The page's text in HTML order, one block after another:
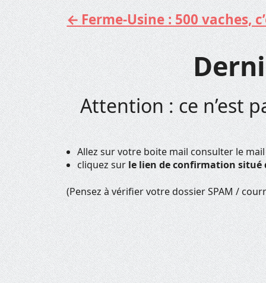
Aller
au
contenu
Ferme-Usine : 500 vaches,
Attention : ce n’est
Allez sur votre boite mail consulter le
cliquez surle lien de confirmation situé
(Pensez à vérifier votre dossier SPAM /